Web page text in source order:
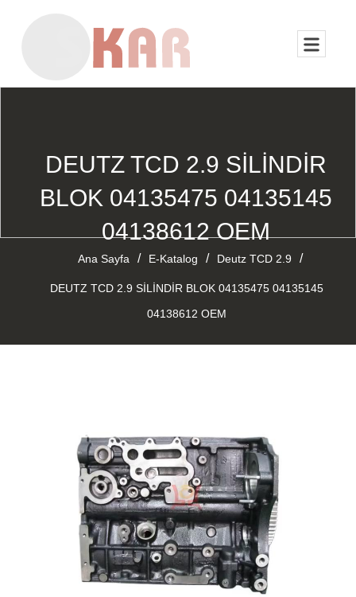
DEUTZ TCD 2.9 SİLİNDİR
BLOK 04135475 04135145
04138612 OEM
Ana Sayfa / E-Katalog / Deutz TCD 2.9 /
DEUTZ TCD 2.9 SİLİNDİR BLOK 04135475 04135145
04138612 OEM